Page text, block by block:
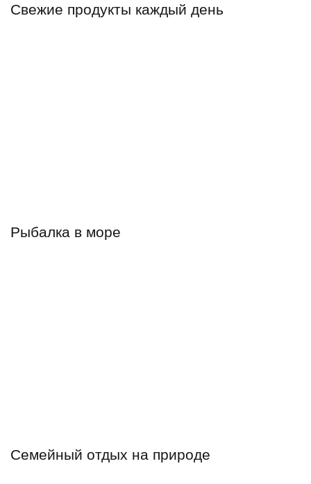
Свежие продукты каждый день
Рыбалка в море
Семейный отдых на природе